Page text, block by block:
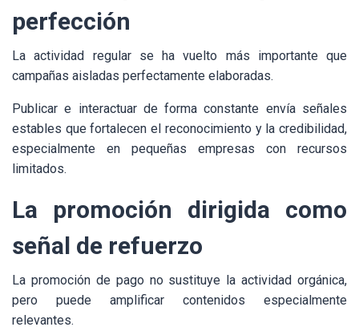
perfección
La actividad regular se ha vuelto más importante que
campañas aisladas perfectamente elaboradas.
Publicar e interactuar de forma constante envía señales
estables que fortalecen el reconocimiento y la credibilidad,
especialmente en pequeñas empresas con recursos
limitados.
La promoción dirigida como
señal de refuerzo
La promoción de pago no sustituye la actividad orgánica,
pero puede amplificar contenidos especialmente
relevantes.